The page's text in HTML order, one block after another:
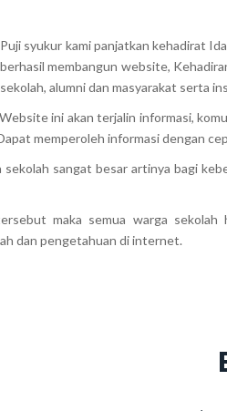
Puji syukur kami panjatkan kehadirat
berhasil membangun website,
sekolah, alumni dan masyarakat serta
ini akan terjalin informasi,
memperoleh informasi dengan
sekolah sangat besar artinya bagi
maka semua warga
dan pengetahuan di internet.